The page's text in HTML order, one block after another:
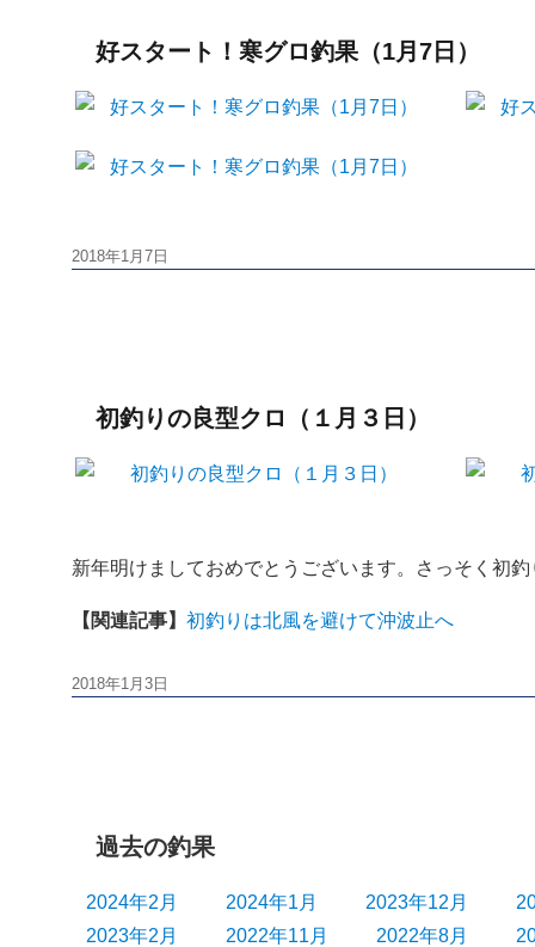
好スタート！寒グロ釣果（1月7日）
投
2018年1月7日
初釣りの良型クロ（１月３日）
新年明けましておめでとうございます。さっそく初
【関連記事】 初釣りは北風を避けて沖波止へ
投
2018年1月3日
過去の釣果
2024年2月 2024年1月 2023年12月
2023年2月
2022年11月 2022年8月